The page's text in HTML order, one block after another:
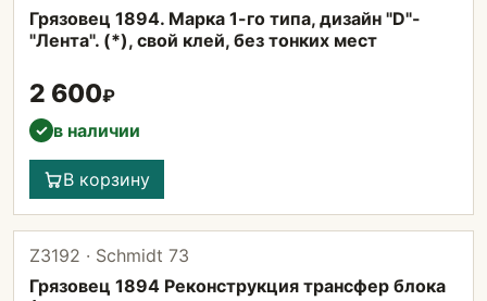
Грязовец 1894. Марка 1-го типа, дизайн "D"-
"Лента". (*), свой клей, без тонких мест
2 600₽
✓ в наличии
В корзину
Z3192 · Schmidt 73
Грязовец 1894 Реконструкция трансфер блока